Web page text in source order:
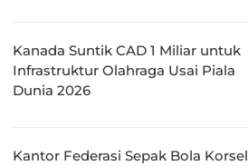
Kanada Suntik CAD 1 Miliar untuk
Infrastruktur Olahraga Usai Piala
Dunia 2026
Kantor Federasi Sepak Bola Korsel